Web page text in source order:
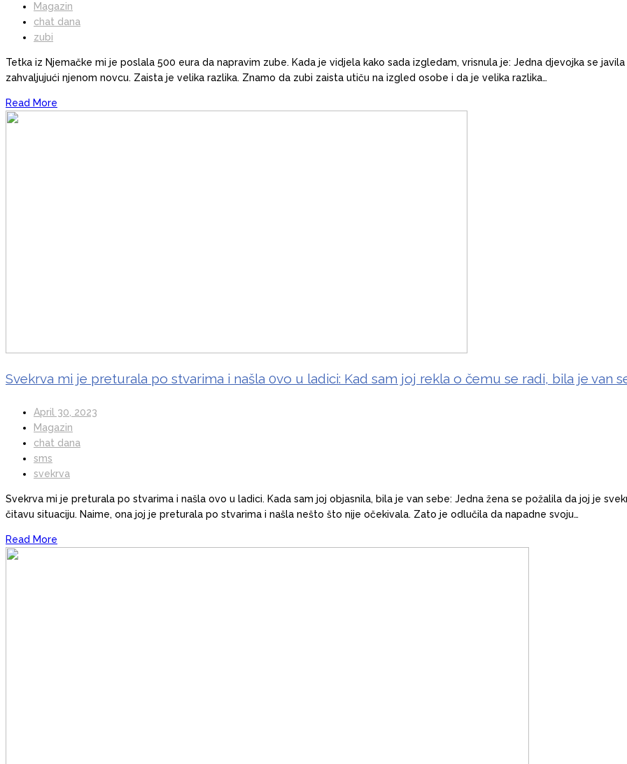
Magazin
chat dana
zubi
Tetka iz Njemačke mi je poslala 500 eura da napravim zube. Kada je vidjela kako sada izgledam, vrisnula je: Jedna djevojka se
zahvaljujući njenom novcu. Zaista je velika razlika. Znamo da zubi zaista utiču na izgled osobe i da je velika razlika…
Read More
Svekrva mi je preturala po stvarima i našla 0vo u ladici: Kad sam joj rekla o čemu se radi, bila je van
April 30, 2023
Magazin
chat dana
sms
svekrva
Svekrva mi je preturala po stvarima i našla ovo u ladici. Kada sam joj objasnila, bila je van sebe: Jedna žena se požalila da joj je
čitavu situaciju. Naime, ona joj je preturala po stvarima i našla nešto što nije očekivala. Zato je odlučila da napadne svoju…
Read More